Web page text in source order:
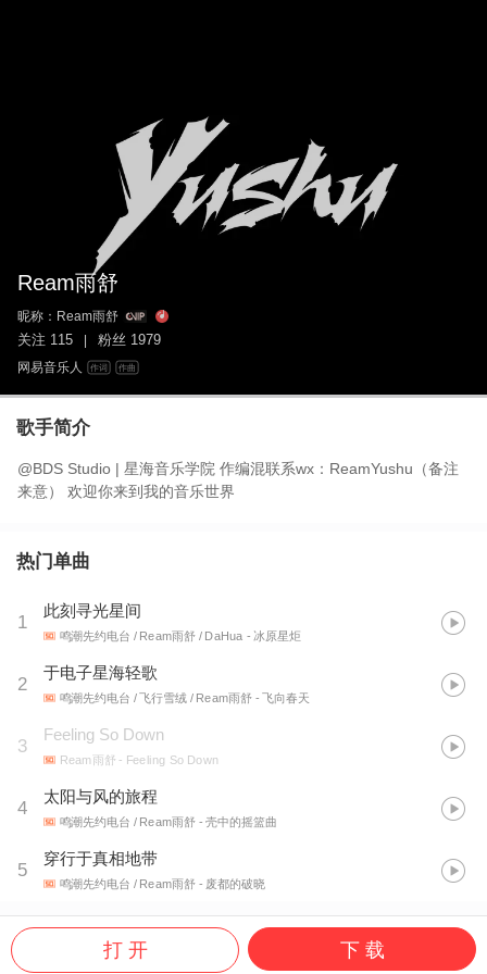
Ream雨舒
昵称： Ream雨舒
关注 115 粉丝 1979
网易音乐人 作词 作曲
歌手简介
@BDS Studio | 星海音乐学院 作编混联系wx：ReamYushu（备注
来意） 欢迎你来到我的音乐世界
热门单曲
1
此刻寻光星间
鸣潮先约电台 / Ream雨舒 / DaHua - 冰原星炬
2
于电子星海轻歌
鸣潮先约电台 / 飞行雪绒 / Ream雨舒 - 飞向春天
3
Feeling So Down
Ream雨舒 - Feeling So Down
4
太阳与风的旅程
鸣潮先约电台 / Ream雨舒 - 壳中的摇篮曲
5
穿行于真相地带
鸣潮先约电台 / Ream雨舒 - 废都的破晓
打 开 下 载